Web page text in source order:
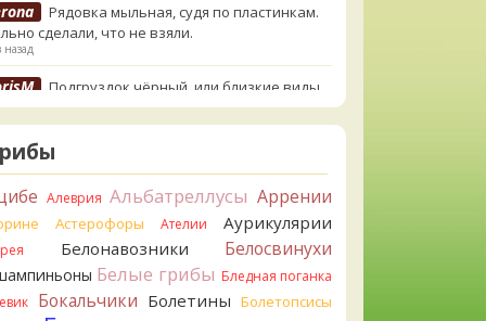
Рядовка мыльная, судя по пластинкам.
сделали, что не взяли.
назад
Подгруздок чёрный, или близкие виды
назад
Вони не было, но вода и гриб при варке
желтеть. Выкинул. Большое спасибо.
Алеврия Альбатреллусы Аррении
Астерофоры Ателии Аурикулярии
Белонавозники Белосвинухи
Белые грибы Бледная поганка
Бокальчики Болетины Болетопсисы